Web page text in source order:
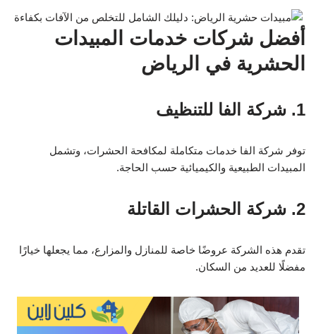
أفضل شركات خدمات المبيدات
الحشرية في الرياض
1. شركة الفا للتنظيف
توفر شركة الفا خدمات متكاملة لمكافحة الحشرات، وتشمل
المبيدات الطبيعية والكيميائية حسب الحاجة.
2. شركة الحشرات القاتلة
تقدم هذه الشركة عروضًا خاصة للمنازل والمزارع، مما يجعلها خيارًا
مفضلًا للعديد من السكان.